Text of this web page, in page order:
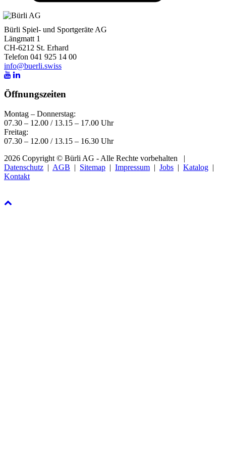
Bürli Spiel- und Sportgeräte AG
Längmatt 1
CH-6212 St. Erhard
Telefon 041 925 14 00
info@buerli.swiss
Öffnungszeiten
Montag – Donnerstag:
07.30 – 12.00 / 13.15 – 17.00 Uhr
Freitag:
07.30 – 12.00 / 13.15 – 16.30 Uhr
2026 Copyright © Bürli AG - Alle Rechte vorbehalten |
Datenschutz | AGB | Sitemap | Impressum | Jobs | Katalog |
Kontakt